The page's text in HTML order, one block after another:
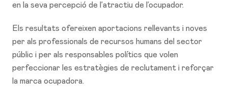
en la seva percepció de l’atractiu de l’ocupador.
Els resultats ofereixen aportacions rellevants i noves
per als professionals de recursos humans del sector
públic i per als responsables polítics que volen
perfeccionar les estratègies de reclutament i reforçar
la marca ocupadora.